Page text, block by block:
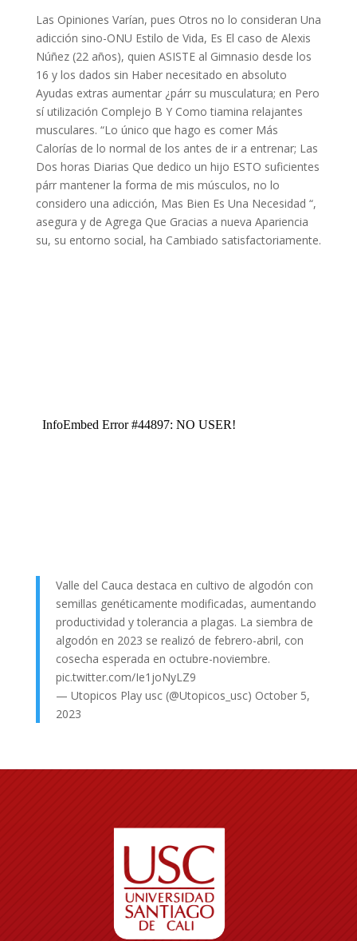
Las Opiniones Varían, pues Otros no lo consideran Una
adicción sino-ONU Estilo de Vida, Es El caso de Alexis
Núñez (22 años), quien ASISTE al Gimnasio desde los
16 y los dados sin Haber necesitado en absoluto
Ayudas extras aumentar ¿párr su musculatura; en Pero
sí utilización Complejo B Y Como tiamina relajantes
musculares. “Lo único que hago es comer Más
Calorías de lo normal de los antes de ir a entrenar; Las
Dos horas Diarias Que dedico un hijo ESTO suficientes
párr mantener la forma de mis músculos, no lo
considero una adicción, Mas Bien Es Una Necesidad “,
asegura y de Agrega Que Gracias a nueva Apariencia
su, su entorno social, ha Cambiado satisfactoriamente.
Valle del Cauca destaca en cultivo de algodón con
semillas genéticamente modificadas, aumentando
productividad y tolerancia a plagas. La siembra de
algodón en 2023 se realizó de febrero-abril, con
cosecha esperada en octubre-noviembre.
pic.twitter.com/Ie1joNyLZ9
— Utopicos Play usc (@Utopicos_usc) October 5,
2023